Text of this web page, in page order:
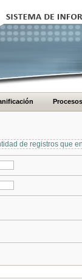
Procesos
de registros que